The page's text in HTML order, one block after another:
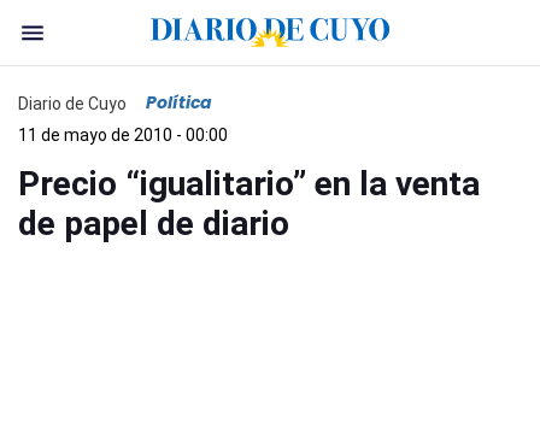
Diario de Cuyo Política
11 de mayo de 2010 - 00:00
Precio “igualitario” en la venta
de papel de diario